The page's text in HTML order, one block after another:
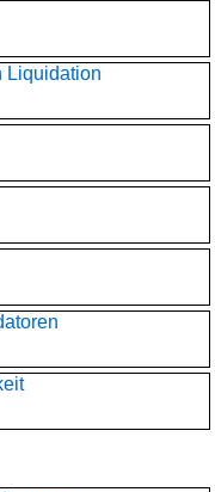
Liquidation